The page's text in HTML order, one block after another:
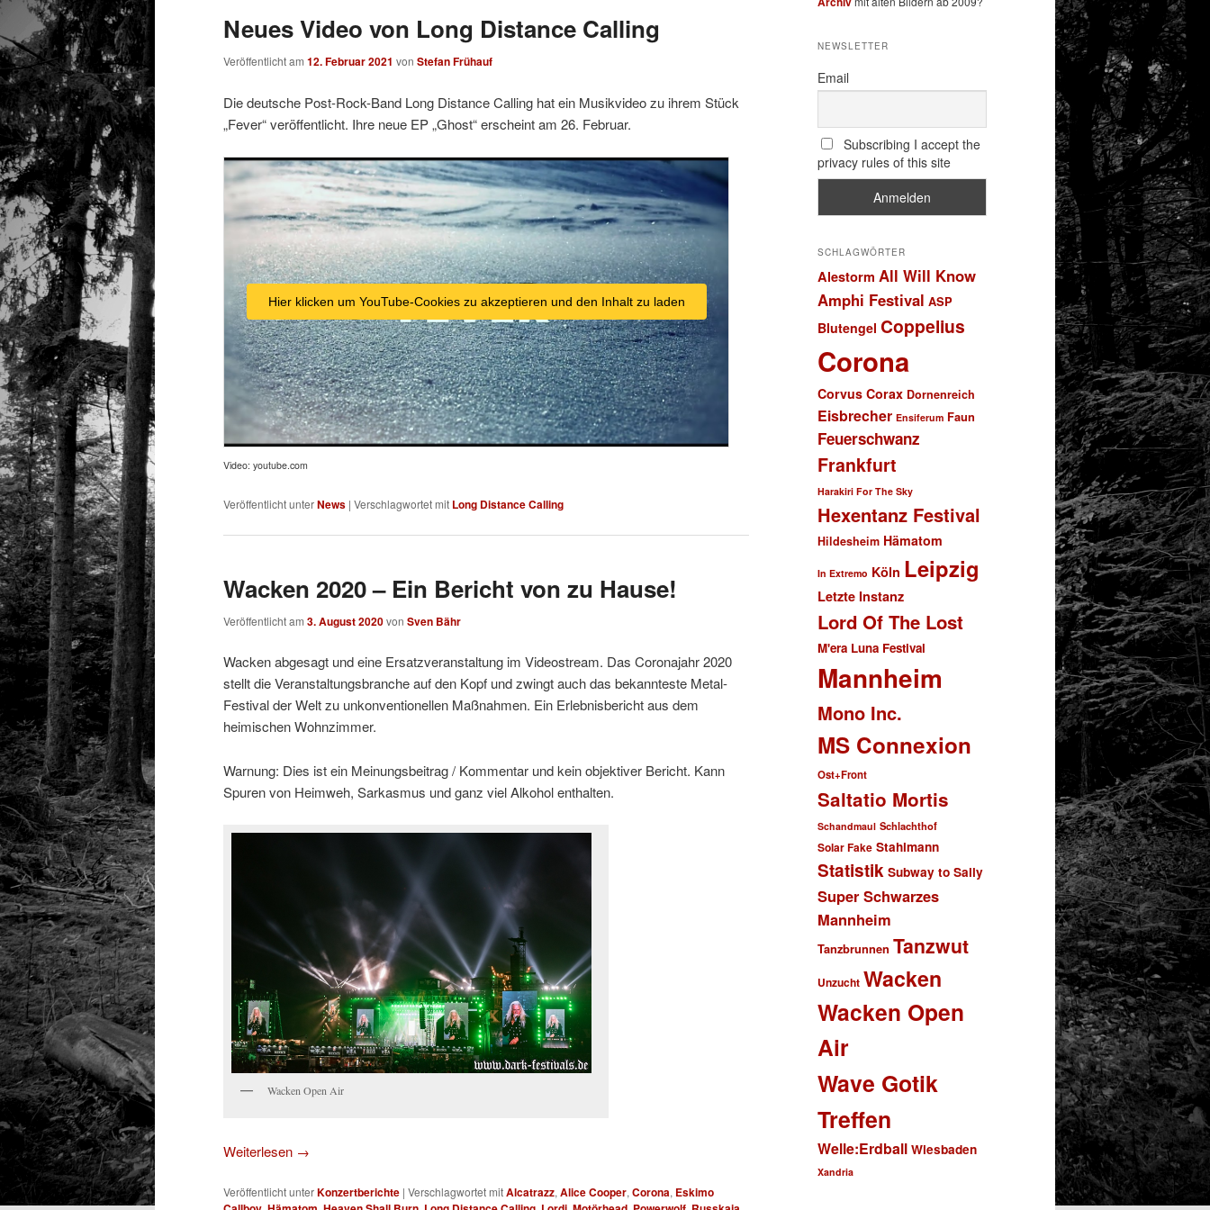
Neues Video von Long Distance Calling
Veröffentlicht am 12. Februar 2021 von Stefan Frühauf
Die deutsche Post-Rock-Band Long Distance Calling hat ein Musikvideo zu ihrem Stück
„Fever“ veröffentlicht. Ihre neue EP „Ghost“ erscheint am 26. Februar.
Hier klicken um YouTube-Cookies zu akzeptieren und den Inhalt zu laden
Video: youtube.com
Veröffentlicht unterNews | Verschlagwortet mit Long Distance Calling
Wacken 2020 – Ein Bericht von zu Hause!
Veröffentlicht am 3. August 2020von Sven Bähr
Wacken abgesagt und eine Ersatzveranstaltung im Videostream. Das Coronajahr 2020
stellt die Veranstaltungsbranche auf den Kopf und zwingt auch das bekannteste Metal-
Festival der Welt zu unkonventionellen Maßnahmen. Ein Erlebnisbericht aus dem
heimischen Wohnzimmer.
Warnung: Dies ist ein Meinungsbeitrag / Kommentar und kein objektiver Bericht. Kann
Spuren von Heimweh, Sarkasmus und ganz viel Alkohol enthalten.
Wacken Open Air
Weiterlesen →
Veröffentlicht unterKonzertberichte | Verschlagwortet mitAlcatrazz, Alice Cooper, Corona, Eskimo
NEWSLETTER
Email
Subscribing I accept the
privacy rules of this site
SCHLAGWÖRTER
Alestorm All Will Know
Amphi Festival ASP
Blutengel Coppelius
Corona
Corvus Corax Dornenreich
Eisbrecher Ensiferum Faun
Feuerschwanz
Frankfurt
Harakiri For The Sky
Hexentanz Festival
Hildesheim Hämatom
In Extremo Köln Leipzig
Letzte Instanz
Lord Of The Lost
M'era Luna Festival
Mannheim
Mono Inc.
MS Connexion
Ost+Front
Saltatio Mortis
Schandmaul Schlachthof
Solar Fake Stahlmann
Statistik Subway to Sally
Super Schwarzes
Mannheim
Tanzbrunnen Tanzwut
Unzucht Wacken
Wacken Open
Air
Wave Gotik
Treffen
Welle:Erdball Wiesbaden
Xandria